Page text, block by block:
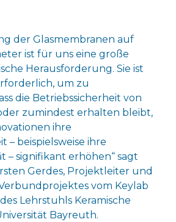
der Glasmembranen auf
ist für uns eine große
Herausforderung. Sie ist
um zu
die Betriebssicherheit von
zumindest erhalten bleibt,
ihre
– beispielsweise ihre
– signifikant erhöhen“ sagt
Gerdes, Projektleiter und
vom Keylab
Lehrstuhls Keramische
Bayreuth.